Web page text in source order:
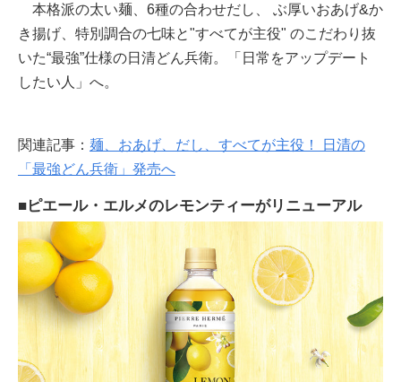
本格派の太い麺、6種の合わせだし、 ぶ厚いおあげ&か
き揚げ、特別調合の七味と"すべてが主役" のこだわり抜
いた“最強”仕様の日清どん兵衛。「日常をアップデート
したい人」へ。
関連記事： 麺、おあげ、だし、すべてが主役！ 日清の
「最強どん兵衛」発売へ
■ピエール・エルメのレモンティーがリニューアル